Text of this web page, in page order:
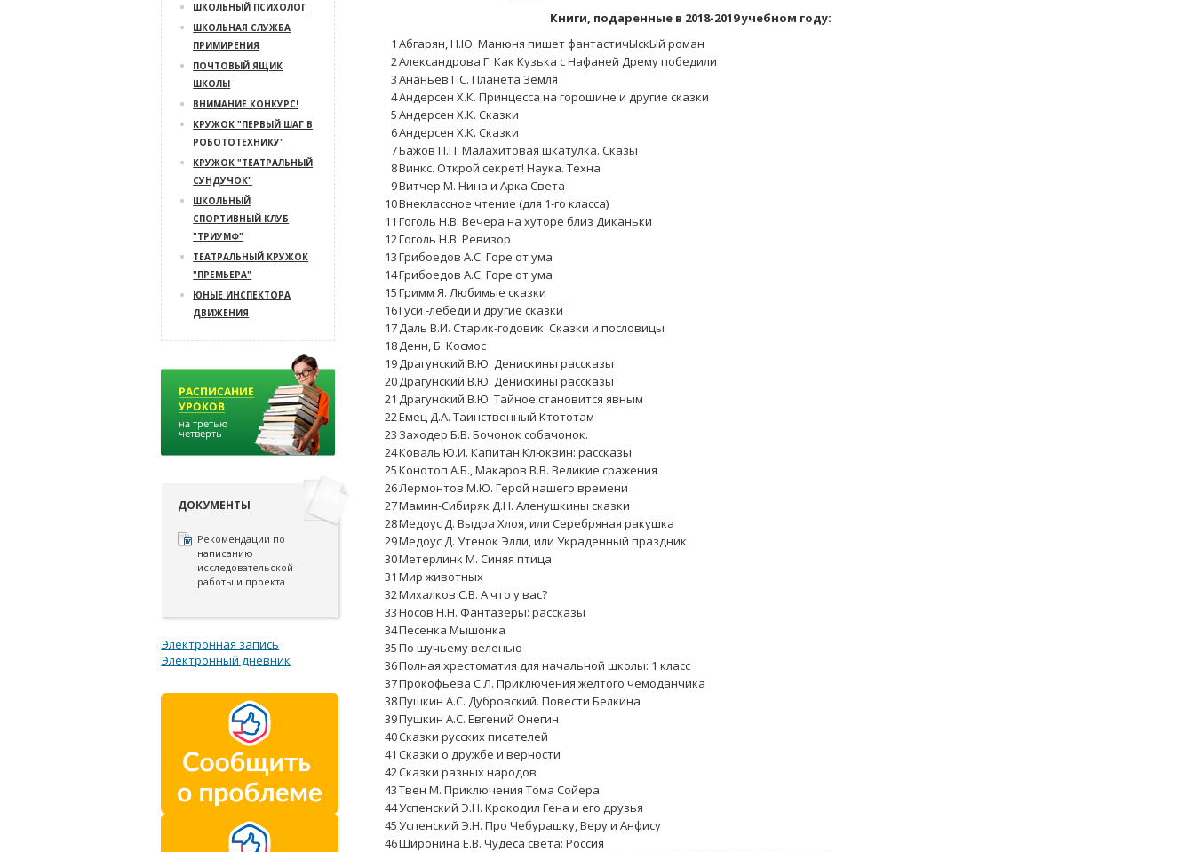
Книги, подаренные в 2018-2019 учебном году:
1 Абгарян, Н.Ю. Манюня пишет фантастичЫскЫй роман
2Александрова Г. Как Кузька с Нафаней Дрему победили
3Ананьев Г.С. Планета Земля
4Андерсен Х.К. Принцесса на горошине и другие сказки
5Андерсен Х.К. Сказки
6Андерсен Х.К. Сказки
7Бажов П.П. Малахитовая шкатулка. Сказы
8Винкс. Открой секрет! Наука. Техна
9Витчер М. Нина и Арка Света
10Внеклассное чтение (для 1-го класса)
11 Гоголь Н.В. Вечера на хуторе близ Диканьки
12Гоголь Н.В. Ревизор
13Грибоедов А.С. Горе от ума
14Грибоедов А.С. Горе от ума
15Гримм Я. Любимые сказки
16Гуси -лебеди и другие сказки
17Даль В.И. Старик-годовик. Сказки и пословицы
18Денн, Б. Космос
19Драгунский В.Ю. Денискины рассказы
20Драгунский В.Ю. Денискины рассказы
21 Драгунский В.Ю. Тайное становится явным
22Емец Д.А. Таинственный Ктототам
23 Заходер Б.В. Бочонок собачонок.
24Коваль Ю.И. Капитан Клюквин: рассказы
25Конотоп А.Б., Макаров В.В. Великие сражения
26Лермонтов М.Ю. Герой нашего времени
27Мамин-Сибиряк Д.Н. Аленушкины сказки
28Медоус Д. Выдра Хлоя, или Серебряная ракушка
29Медоус Д. Утенок Элли, или Украденный праздник
30Метерлинк М. Синяя птица
31 Мир животных
32Михалков С.В. А что у вас?
33Носов Н.Н. Фантазеры: рассказы
34Песенка Мышонка
35По щучьему веленью
36Полная хрестоматия для начальной школы: 1 класс
37Прокофьева С.Л. Приключения желтого чемоданчика
38Пушкин А.С. Дубровский. Повести Белкина
39Пушкин А.С. Евгений Онегин
40Сказки русских писателей
41 Сказки о дружбе и верности
42Сказки разных народов
43Твен М. Приключения Тома Сойера
44Успенский Э.Н. Крокодил Гена и его друзья
45Успенский Э.Н. Про Чебурашку, Веру и Анфису
46Широнина Е.В. Чудеса света: Россия
ШКОЛЬНЫЙ ПСИХОЛОГ
ШКОЛЬНАЯ СЛУЖБА
ПРИМИРЕНИЯ
ПОЧТОВЫЙ ЯЩИК
ШКОЛЫ
ВНИМАНИЕ КОНКУРС!
КРУЖОК "ПЕРВЫЙ ШАГ В
РОБОТОТЕХНИКУ"
КРУЖОК "ТЕАТРАЛЬНЫЙ
СУНДУЧОК"
ШКОЛЬНЫЙ
СПОРТИВНЫЙ КЛУБ
"ТРИУМФ"
ТЕАТРАЛЬНЫЙ КРУЖОК
"ПРЕМЬЕРА"
ЮНЫЕ ИНСПЕКТОРА
ДВИЖЕНИЯ
ДОКУМЕНТЫ
Рекомендации по
написанию
исследовательской
работы и проекта
Электронная запись
Электронный дневник